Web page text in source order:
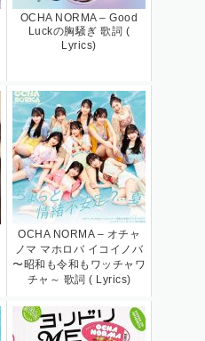
OCHA NORMA – Good
Luckの胸騒ぎ 歌詞 (
Lyrics)
OCHA NORMA – オチャ
ノマ マホロバ イコイノバ
〜昭和も令和もワッチャワ
チャ～ 歌詞 ( Lyrics)